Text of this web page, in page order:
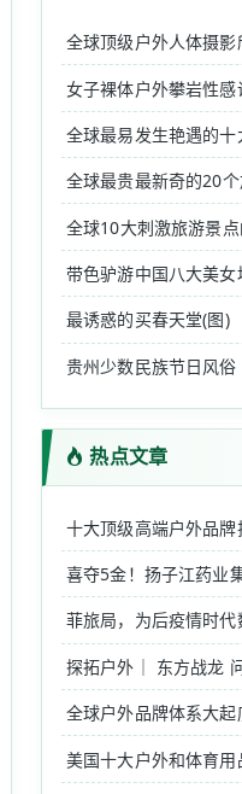
全球顶级户外人体摄影
女子裸体户外攀岩性
全球最易发生艳遇的十
全球最贵最新奇的20
全球10大刺激旅游景
带色驴游中国八大美女
最诱惑的买春天堂(图)
贵州少数民族节日风俗
热点文章
十大顶级高端户外品牌
喜夺5金！扬子江药业
菲旅局，为后疫情时代
探拓户外｜ 东方战龙
全球户外品牌体系大起
美国十大户外和体育用